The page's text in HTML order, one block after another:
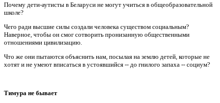
Почему дети-аутисты в Беларуси не могут учиться в общеобразовательной
школе?
Чего ради высшие силы создали человека существом социальным?
Наверное, чтобы он смог сотворить пронизанную общественными
отношениями цивилизацию.
Что же они пытаются объяснить нам, посылая на землю детей, которые не
хотят и не умеют вписаться в устоявшийся -- до гнилого запаха -- социум?
Тимура не бывает